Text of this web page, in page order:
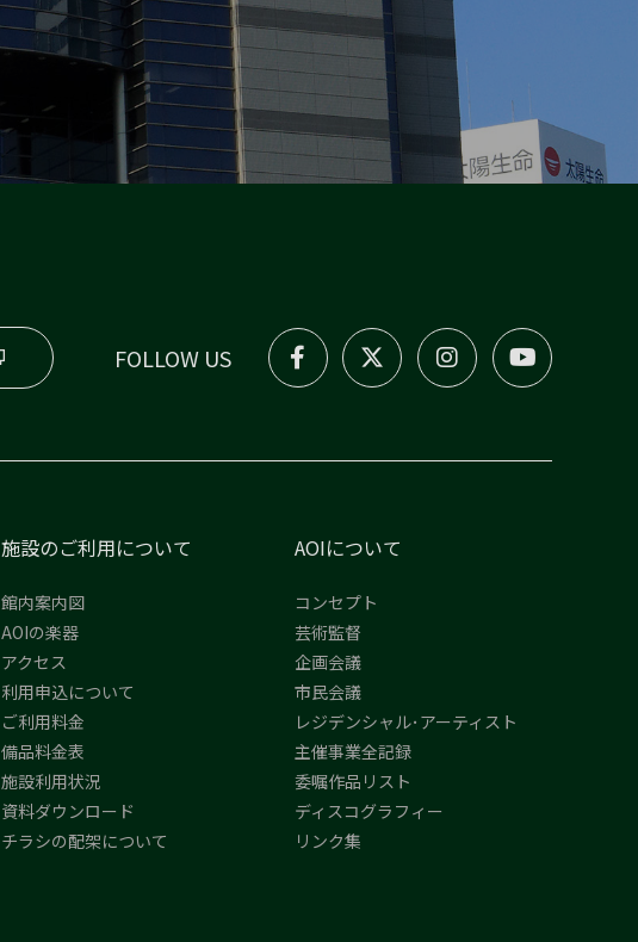
FOLLOW US
施設のご利用について
館内案内図
AOIの楽器
アクセス
利用申込について
ご利用料金
備品料金表
施設利用状況
資料ダウンロード
チラシの配架について
AOIについて
コンセプト
芸術監督
企画会議
市民会議
レジデンシャル･アーティスト
主催事業全記録
委嘱作品リスト
ディスコグラフィー
リンク集